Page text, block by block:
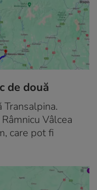
de două
Vâlcea
care pot fi